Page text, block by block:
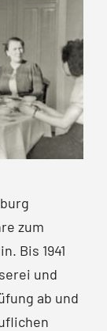
zum
Bis 1941
und
ab und